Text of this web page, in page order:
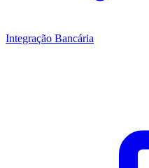
Integração Bancária